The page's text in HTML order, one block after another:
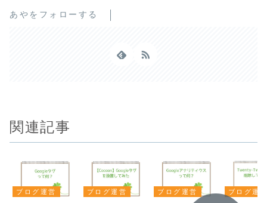
あやをフォローする
関連記事
ブログ運営 ブログ運営 ブログ運営 ブログ運